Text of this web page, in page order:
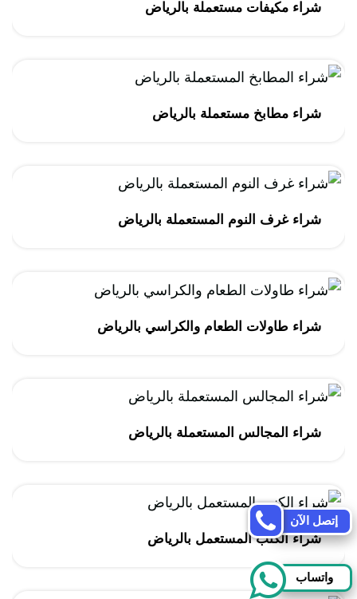
شراء مكيفات مستعملة بالرياض
شراء مطابخ مستعملة بالرياض
شراء غرف النوم المستعملة بالرياض
شراء طاولات الطعام والكراسي بالرياض
شراء المجالس المستعملة بالرياض
شراء الكنب المستعمل بالرياض
إتصل الآن
واتساب